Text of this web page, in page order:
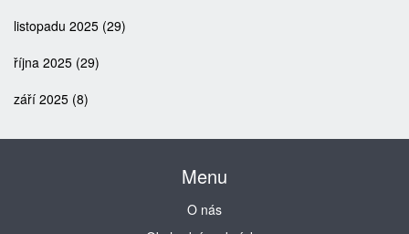
listopadu 2025 (29)
října 2025 (29)
září 2025 (8)
Menu
O nás